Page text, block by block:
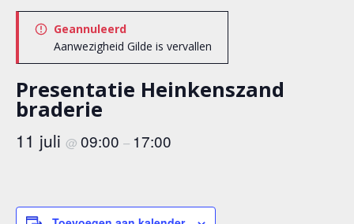
Geannuleerd
Aanwezigheid Gilde is vervallen
Presentatie Heinkenszand
braderie
11 juli @ 09:00 – 17:00